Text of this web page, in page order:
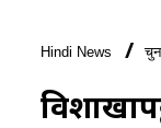
Hindi News